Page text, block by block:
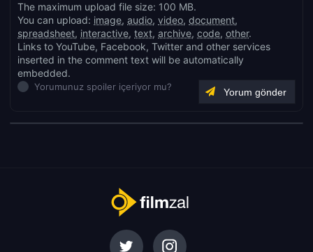
The maximum upload file size: 100 MB.
You can upload: image, audio, video, document,
spreadsheet, interactive, text, archive, code, other.
Links to YouTube, Facebook, Twitter and other services
inserted in the comment text will be automatically
embedded.
Yorumunuz spoiler içeriyor mu?